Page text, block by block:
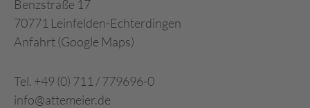
Benzstraße 17
70771 Leinfelden-Echterdingen
Anfahrt (Google Maps)
Tel. +49 (0) 711 / 779696-0
info@attemeier.de